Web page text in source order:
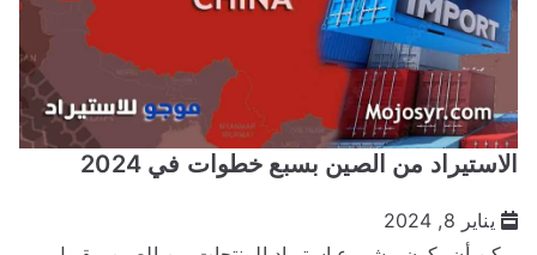
من الصين بسبع خطوات في 2024
يناير 8, 2024